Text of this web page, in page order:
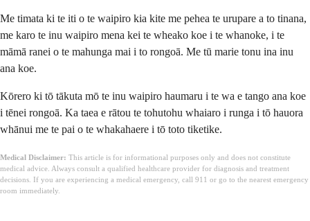
Me timata ki te iti o te waipiro kia kite me pehea te urupare a to tinana,
me karo te inu waipiro mena kei te wheako koe i te whanoke, i te
māmā ranei o te mahunga mai i to rongoā. Me tū marie tonu ina inu
ana koe.
Kōrero ki tō tākuta mō te inu waipiro haumaru i te wa e tango ana koe
i tēnei rongoā. Ka taea e rātou te tohutohu whaiaro i runga i tō hauora
whānui me te pai o te whakahaere i tō toto tiketike.
Medical Disclaimer: This article is for informational purposes only and does not constitute
medical advice. Always consult a qualified healthcare provider for diagnosis and treatment
decisions. If you are experiencing a medical emergency, call 911 or go to the nearest emergency
room immediately.